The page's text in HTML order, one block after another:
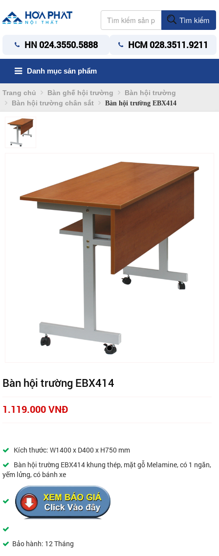
Tìm kiếm
HN 024.3550.5888 HCM 028.3511.9211
Danh mục sản phẩm
Trang chủ Bàn ghế hội trường
Bàn hội trường
Bàn hội trường chân sắt
Bàn hội trường EBX414
Bàn hội trường EBX414
1.119.000 VNĐ
Kích thước: W1400 x D400 x H750 mm
Bàn hội trường EBX414 khung thép, mặt gỗ Melamine, có 1 ngăn,
yếm lửng, có bánh xe
Bảo hành: 12 Tháng